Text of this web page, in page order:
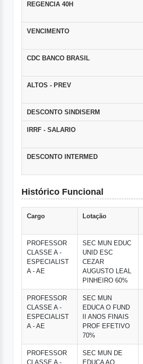
REGENCIA 40H
VENCIMENTO
CDC BANCO BRASIL
ALTOS - PREV
DESCONTO SINDISERM
IRRF - SALARIO
DESCONTO INTERMED
Histórico Funcional
Cargo Lotação
PROFESSOR
CLASSE A -
ESPECIALIST
A - AE
SEC MUN EDUC
UNID ESC
CEZAR
AUGUSTO LEAL
PINHEIRO 60%
PROFESSOR
CLASSE A -
ESPECIALIST
A - AE
SEC MUN
EDUCA O FUND
II ANOS FINAIS
PROF EFETIVO
70%
PROFESSOR
CLASSE A -
SEC MUN DE
EDUCA AO